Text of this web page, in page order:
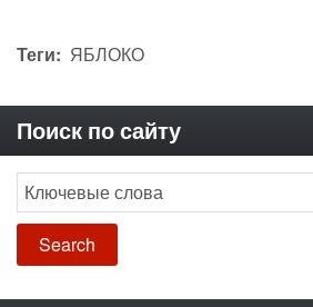
Теги ЯБЛОКО
Поиск по сайту
Search